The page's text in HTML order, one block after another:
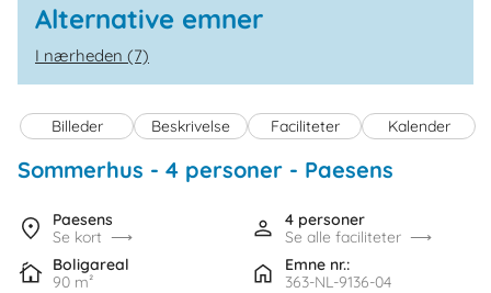
Alternative emner
I nærheden (7)
Billeder Beskrivelse Faciliteter Kalender
Sommerhus - 4 personer - Paesens
Paesens
Se kort
4 personer
Se alle faciliteter
Boligareal
90 m²
Emne nr.:
363-NL-9136-04